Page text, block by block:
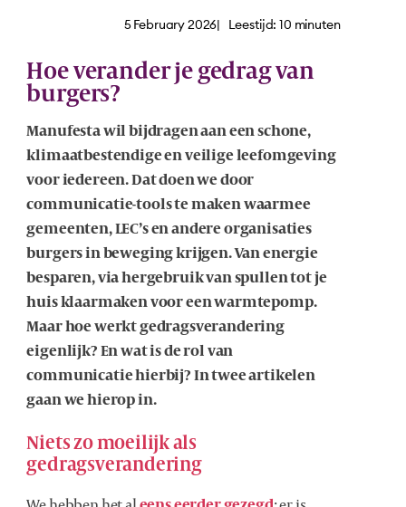
5 February 2026| Leestijd: 10 minuten
Hoe verander je gedrag van
burgers?
Manufesta wil bijdragen aan een schone,
klimaatbestendige en veilige leefomgeving
voor iedereen. Dat doen we door
communicatie-tools te maken waarmee
gemeenten, LEC’s en andere organisaties
burgers in beweging krijgen. Van energie
besparen, via hergebruik van spullen tot je
huis klaarmaken voor een warmtepomp.
Maar hoe werkt gedragsverandering
eigenlijk? En wat is de rol van
communicatie hierbij? In twee artikelen
gaan we hierop in.
Niets zo moeilijk als
gedragsverandering